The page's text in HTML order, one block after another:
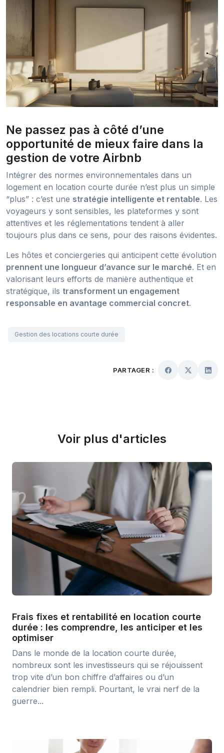
Ne passez pas à côté d’une
opportunité de mieux faire dans la
gestion de votre Airbnb
Intégrer des normes environnementales dans un
logement en location courte durée n’est plus un simple
“plus” : c’est une stratégie intelligente et rentable. Les
voyageurs y sont sensibles, les plateformes y sont
attentives et les réglementations tendent à aller
toujours plus dans ce sens, pour des raisons évidentes.
Les hôtes et conciergeries qui anticipent cette évolution
prennent une longueur d’avance sur le marché. Et en
valorisant leurs efforts de manière authentique et
stratégique, ils transforment un engagement
responsable en avantage commercial concret.
Gestion des locations courte durée
PARTAGER :
Voir plus d'articles
Frais fixes et rentabilité en location courte
durée : les comprendre, les anticiper et les
optimiser
Dans le monde de la location courte durée,
nombreux sont les investisseurs qui se réjouissent
trop vite d’un bon chiffre d’affaires ou d’un
calendrier bien rempli. Pourtant, le vrai nerf de la
guerre...